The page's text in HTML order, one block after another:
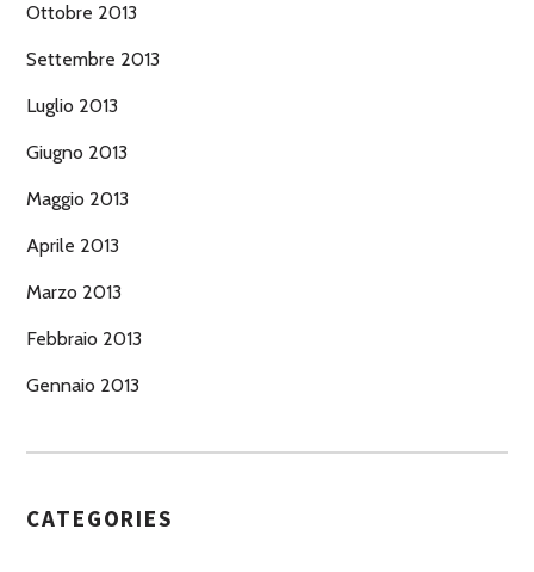
Ottobre 2013
Settembre 2013
Luglio 2013
Giugno 2013
Maggio 2013
Aprile 2013
Marzo 2013
Febbraio 2013
Gennaio 2013
CATEGORIES